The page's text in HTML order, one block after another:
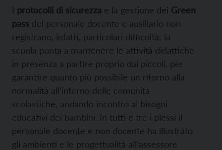
I protocolli di sicurezza e la gestione dei Green
pass del personale docente e ausiliario non
registrano, infatti, particolari difficoltà: la
scuola punta a mantenere le attività didattiche
in presenza a partire proprio dai piccoli, per
garantire quanto più possibile un ritorno alla
normalità all’interno delle comunità
scolastiche, andando incontro ai bisogni
educativi dei bambini. In tutti e tre i plessi il
personale docente e non docente ha illustrato
gli ambienti e le progettualità all’assessore